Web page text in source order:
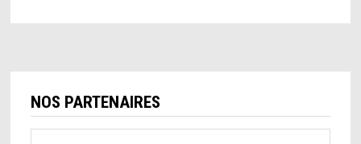
NOS PARTENAIRES